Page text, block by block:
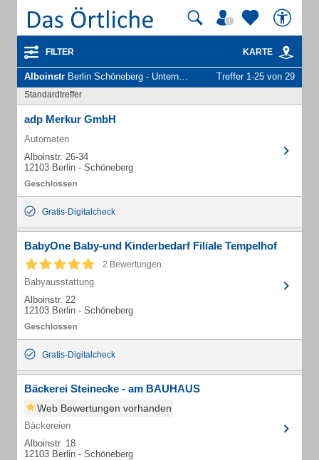
FILTER KARTE
Alboinstr Berlin Schöneberg - Unternehmen und Personen Treffer 1-25 von 29
Standardtreffer
adp Merkur GmbH
Automaten
Alboinstr. 26-34
12103 Berlin - Schöneberg
Gratis-Digitalcheck
BabyOne Baby-und Kinderbedarf Filiale Tempelhof
2 Bewertungen
Babyausstattung
Alboinstr. 22
12103 Berlin - Schöneberg
Gratis-Digitalcheck
Bäckerei Steinecke - am BAUHAUS
Web Bewertungen vorhanden
Bäckereien
Alboinstr. 18
12103 Berlin - Schöneberg